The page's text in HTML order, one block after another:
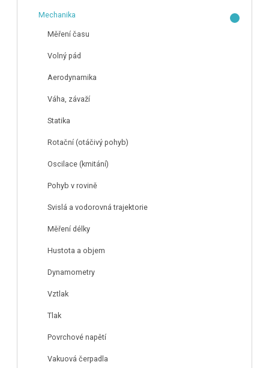
Mechanika
Měření času
Volný pád
Aerodynamika
Váha, závaží
Statika
Rotační (otáčivý pohyb)
Oscilace (kmitání)
Pohyb v rovině
Svislá a vodorovná trajektorie
Měření délky
Hustota a objem
Dynamometry
Vztlak
Tlak
Povrchové napětí
Vakuová čerpadla